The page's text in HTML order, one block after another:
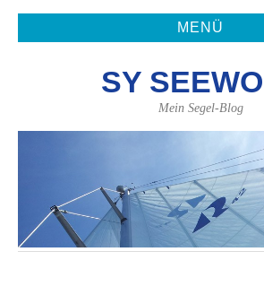
MENÜ
SY
Mein Segel-Blog